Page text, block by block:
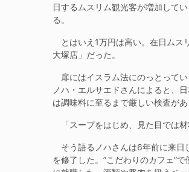
日するムスリム観光客が増加して
る。
とはいえ1万円は高い。在日ムス
大塚店」だった。
扉にはイスラム法にのっとって
ノハ・エルサエドさんによると、
は調味料に至るまで厳しい検査があ
「スープをはじめ、見た目では材
そう語るノハさんは6年前に来日
を修了した。”こだわりのカフェ”